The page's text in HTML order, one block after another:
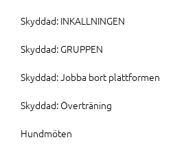
Skyddad: INKALLNINGEN
Skyddad: GRUPPEN
Skyddad: Jobba bort plattformen
Skyddad: Överträning
Hundmöten